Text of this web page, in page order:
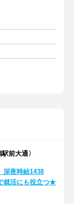
前大通〉
深夜時給1438
就活にも役立つ★